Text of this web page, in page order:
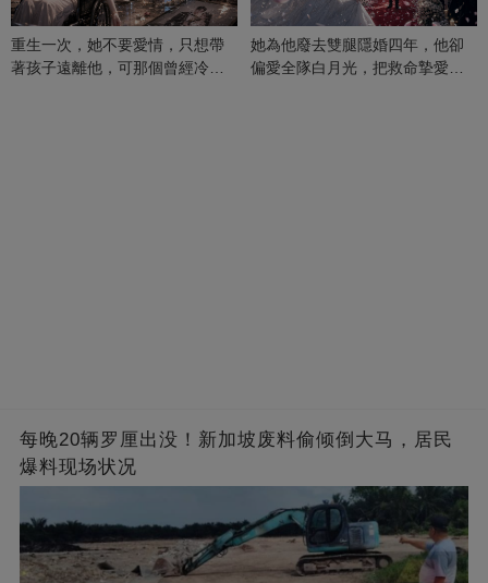
重生一次，她不要愛情，只想帶
著孩子遠離他，可那個曾經冷漠
她為他廢去雙腿隱婚四年，他卻
偏愛全隊白月光，把救命摯愛當
每晚20辆罗厘出没！新加坡废料偷倾倒大马，居民
爆料现场状况